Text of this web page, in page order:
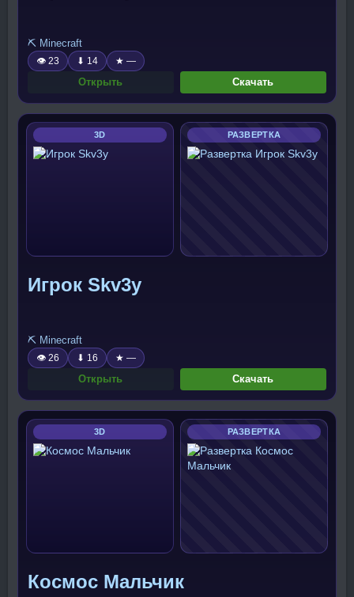
⛏️ Minecraft
👁 23 ⬇ 14 ★ —
Открыть Скачать
3D РАЗВЕРТКА
Игрок Skv3y
⛏️ Minecraft
👁 26 ⬇ 16 ★ —
Открыть Скачать
3D РАЗВЕРТКА
Космос Мальчик